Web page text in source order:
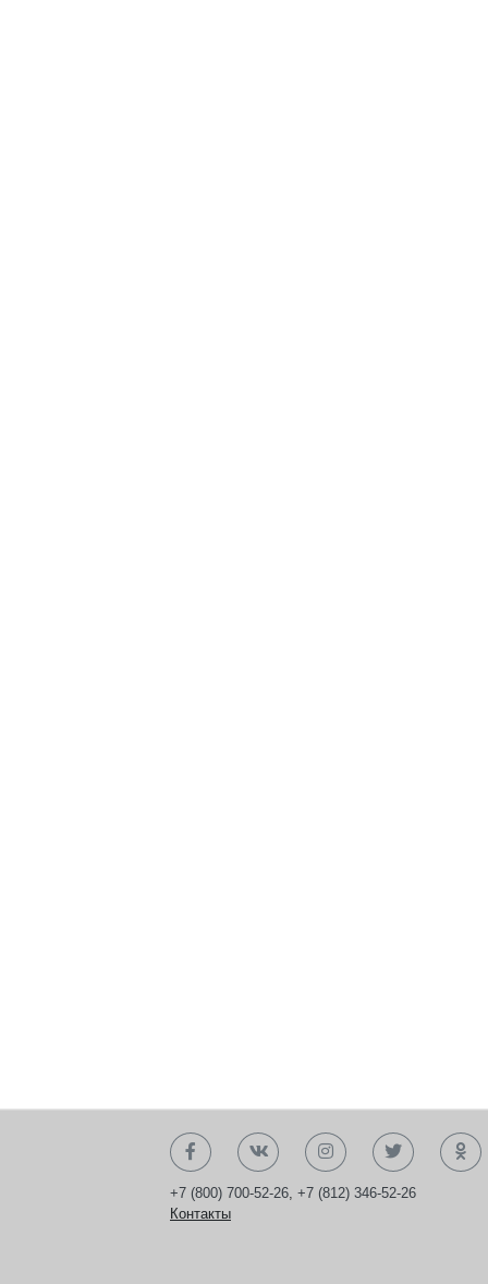
+7 (800) 700-52-26, +7 (812) 346-52-26
Контакты